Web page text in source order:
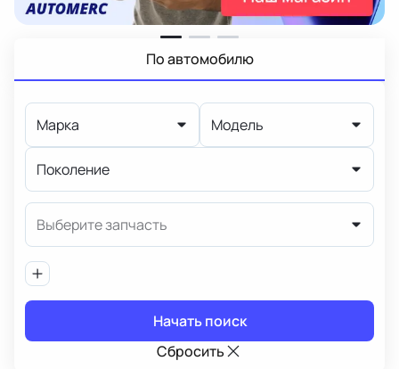
По автомобилю
Марка Модель
Поколение
Выберите запчасть
Начать поиск
Сбросить